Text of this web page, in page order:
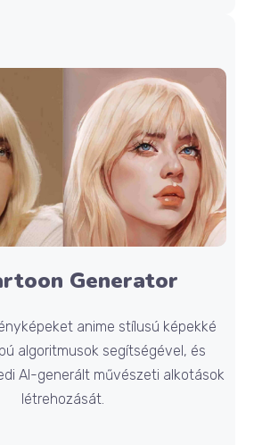
Generator
anime stílusú képekké
algoritmusok segítségével, és
AI-generált művészeti alkotások
létrehozását.